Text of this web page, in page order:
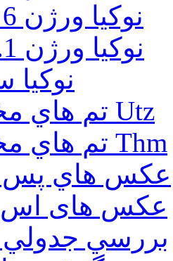
نوكيا ورژن 6 و 7 و 8
نوكيا ورژن 9.1 و 9.2
نوکیا
تم هاي مخصوص Utz
تم هاي مخصوص Thm
عكس هاي پس
عكس های اس
بررسي